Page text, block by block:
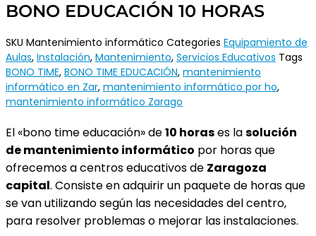
BONO EDUCACIÓN 10 HORAS
SKU Mantenimiento informático Categories Equipamiento de
Aulas, Instalación, Mantenimiento, Servicios Educativos Tags
BONO TIME, BONO TIME EDUCACIÓN, mantenimiento
informático en Zar, mantenimiento informático por ho,
mantenimiento informático Zarago
El «bono time educación» de10 horases lasolución
de mantenimiento informático por horas que
ofrecemos a centros educativos de Zaragoza
capital. Consiste en adquirir un paquete de horas que
se van utilizando según las necesidades del centro,
para resolver problemas o mejorar las instalaciones.